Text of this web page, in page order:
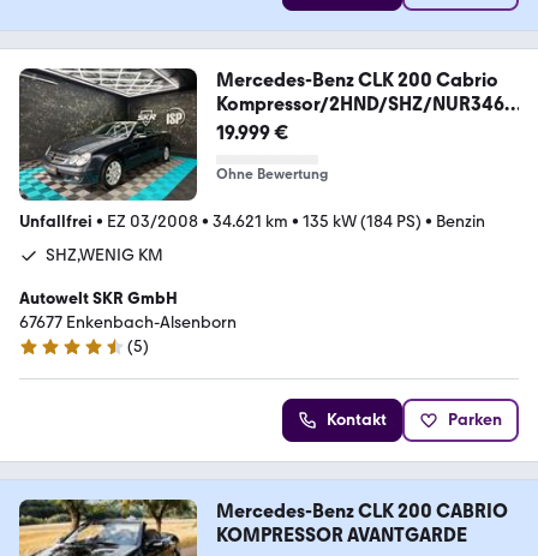
Mercedes-Benz CLK 200 Cabrio
Kompressor/2HND/SHZ/NUR3462
4KM
19.999 €
Ohne Bewertung
Unfallfrei • EZ 03/2008• 34.621 km • 135 kW (184 PS) • Benzin
SHZ,WENIG KM
Autowelt SKR GmbH
67677 Enkenbach-Alsenborn
4.7 Sterne
(5)
Kontakt Parken
Mercedes-Benz CLK 200 CABRIO
KOMPRESSOR AVANTGARDE